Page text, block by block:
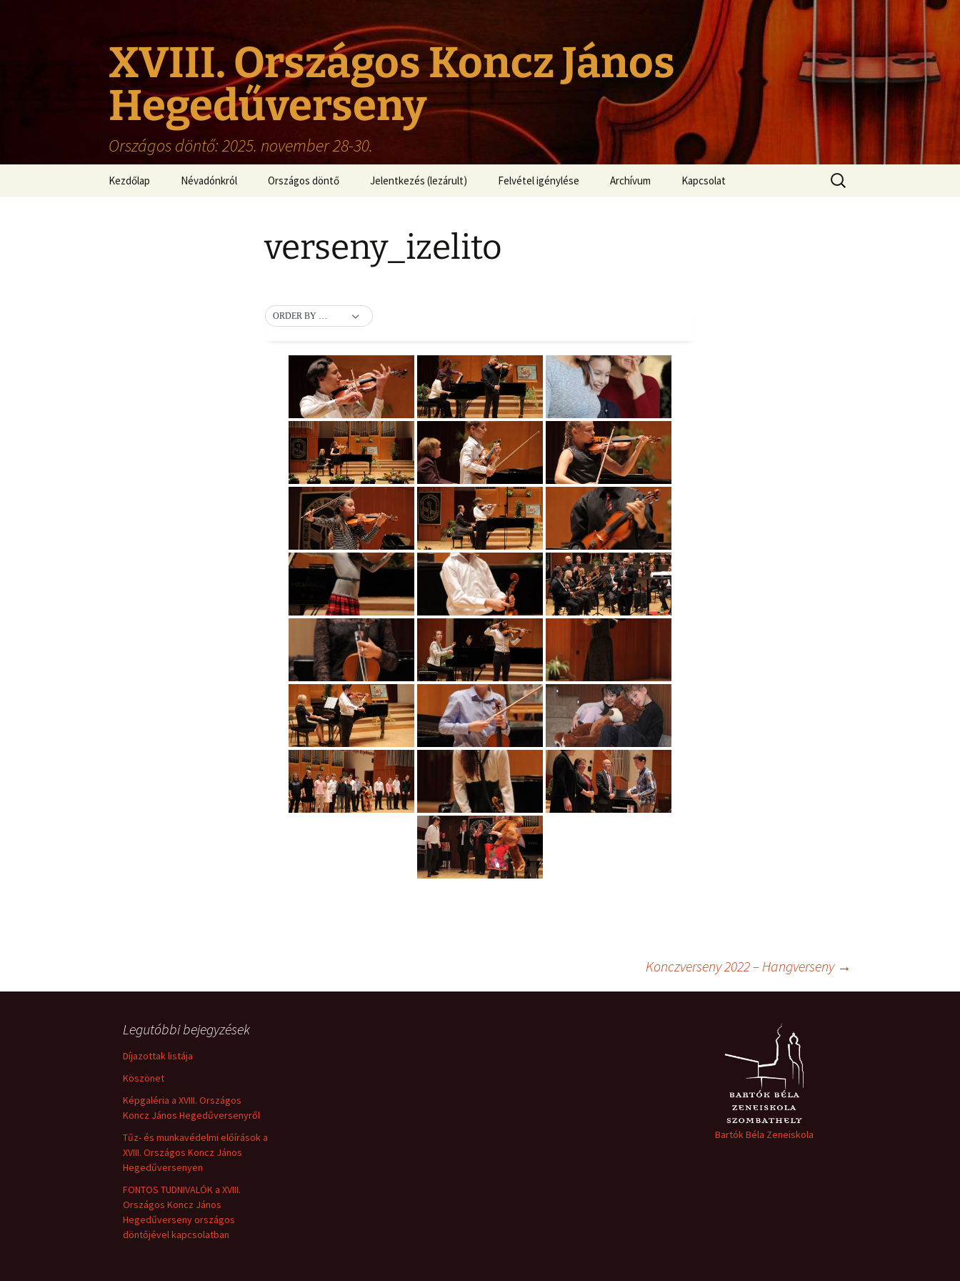
XVIII. Országos Koncz János
Hegedűverseny
Országos döntő: 2025. november 28-30.
Kezdőlap Névadónkról Országos döntő
Díjazottak listája
TŰZ- ÉS
FONTOS TUDNIVALÓK
Részletes program
Műsorfüzet (lapozható)
Műsorfüzet (PDF)
Étkezési lehetőségek
Szombathelyen
Jelentkezés (lezárult) Felvétel igénylése Archívum Kapcsolat
Keresés:
verseny_izelito
ORDER BY DEFAULT
navigáció
Konczverseny 2022 – Hangverseny →
Legutóbbi bejegyzések
Díjazottak listája
Köszönet
Képgaléria a XVIII. Országos
Koncz János Hegedűversenyről
Tűz- és munkavédelmi előírások a
XVIII. Országos Koncz János
Hegedűversenyen
FONTOS TUDNIVALÓK a XVIII.
Országos Koncz János
Hegedűverseny országos
döntőjével kapcsolatban
Bartók Béla Zeneiskola